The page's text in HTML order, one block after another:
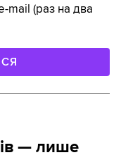
mail (раз на два
— лише